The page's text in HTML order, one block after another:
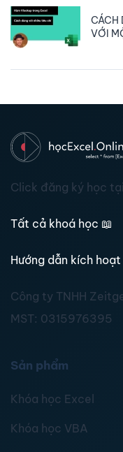
CÁCH
VỚI
Click đăng ký học
Tất cả khoá học 📖
Hướng dẫn kích hoạt
Công ty TNHH
MST: 0315976395
Sản phẩm
Khóa học Excel
Khóa học VBA